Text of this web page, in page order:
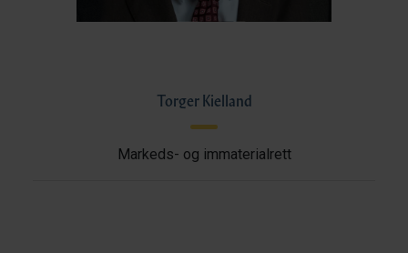
Torger Kielland
Markeds- og immaterialrett